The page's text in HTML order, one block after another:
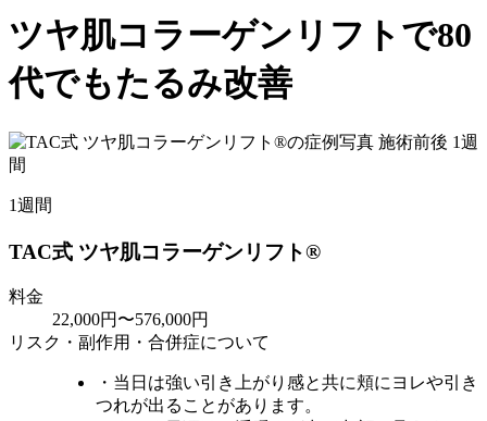
ツヤ肌コラーゲンリフトで80
代でもたるみ改善
1週間
TAC式 ツヤ肌コラーゲンリフト®
料金
22,000円〜576,000円
リスク・副作用・合併症について
・当日は強い引き上がり感と共に頬にヨレや引き
つれが出ることがあります。